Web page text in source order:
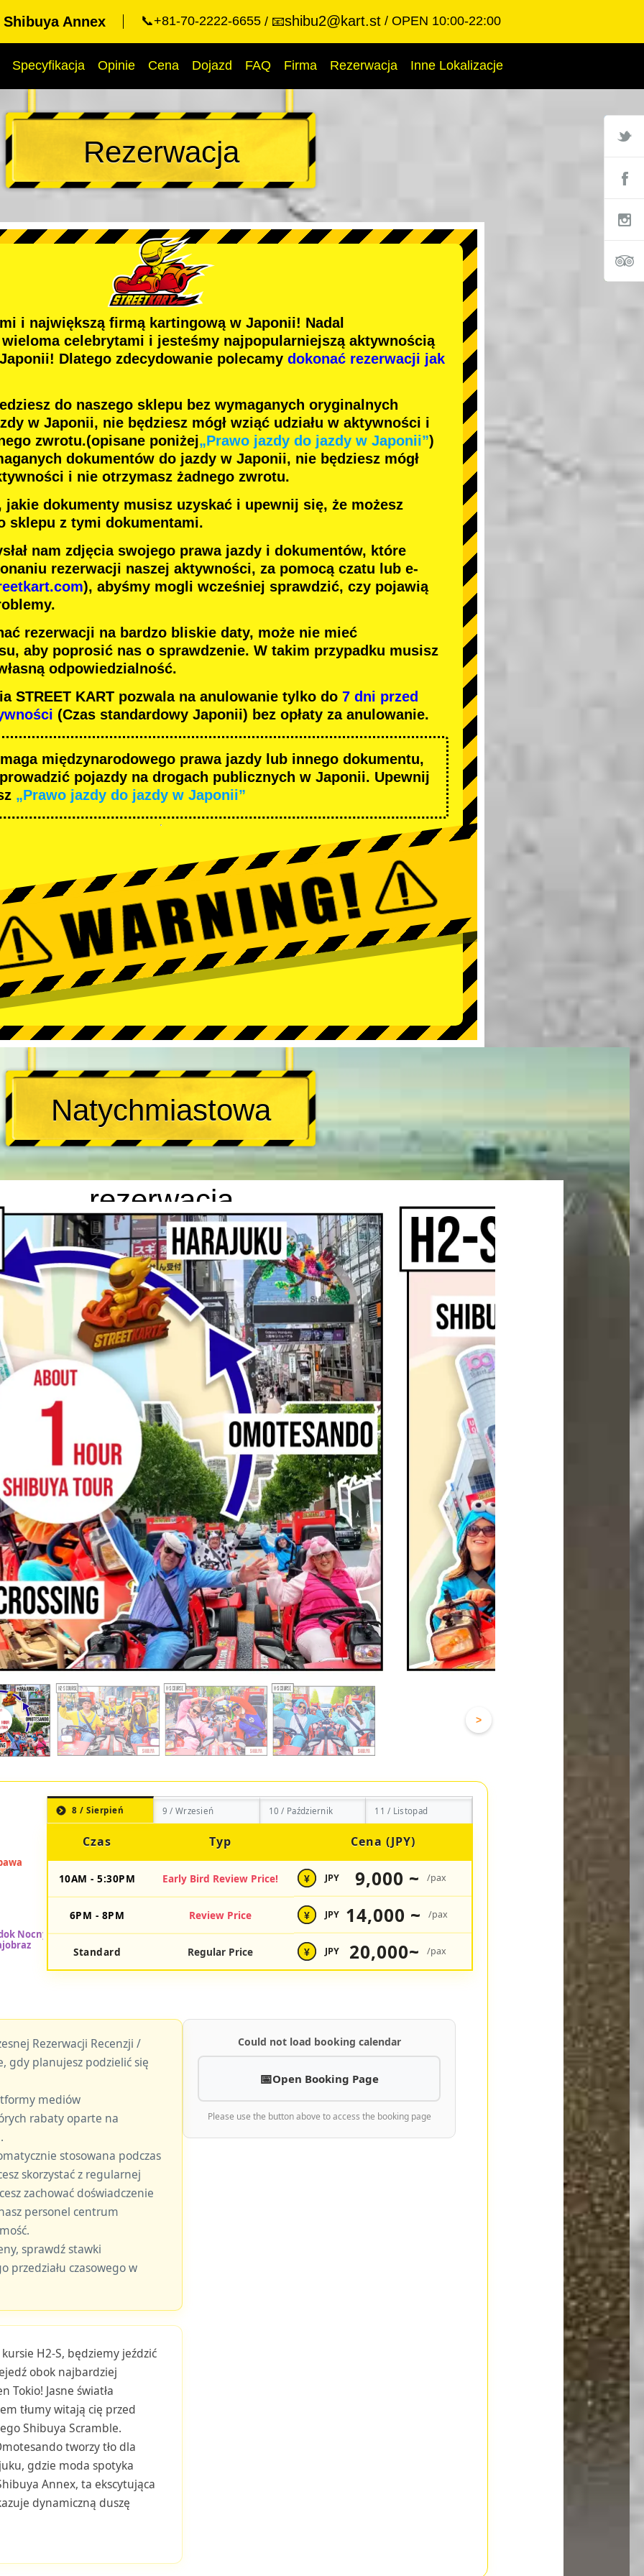
Annex 📞+81-70-2222-6655 📧shibu2@kart.st OPEN 10:00-22:00
Specyfikacja Opinie Cena Dojazd FAQ Firma Rezerwacja Inne Lokalizacje
Rezerwacja
i największą firmą kartingowąw Japonii! Nadal
wieloma celebrytami i jesteśmy najpopularniejszą aktywnością
Dlatego zdecydowanie polecamy dokonać rezerwacji jak
do naszego sklepu bez wymaganych oryginalnych
w Japonii, nie będziesz mógł wziąć udziału w aktywności i
zwrotu.(opisane poniżej„Prawo jazdy do jazdy w Japonii”)
dokumentów do jazdy w Japonii, nie będziesz mógł
i nie otrzymasz żadnego zwrotu.
jakie dokumenty musisz uzyskać i upewnij się, że możesz
sklepu z tymi dokumentami.
nam zdjęcia swojego prawa jazdy i dokumentów, które
rezerwacji naszej aktywności, za pomocą czatu lub e-
), abyśmy mogli wcześniej sprawdzić, czy pojawią
rezerwacji na bardzo bliskie daty, może nie mieć
aby poprosić nas o sprawdzenie. W takim przypadku musisz
odpowiedzialność.
STREET KART pozwala na anulowanie tylko do 7 dni przed
(Czas standardowy Japonii) bez opłaty za anulowanie.
międzynarodowego prawa jazdy lub innego dokumentu,
pojazdy na drogach publicznych w Japonii. Upewnij
„Prawo jazdy do jazdy w Japonii”
Natychmiastowa
rezerwacja
>
8 / Sierpień 9 / Wrzesień 10 / Październik 11 / Listopad
Czas Typ Cena (JPY)
10AM - 5:30PM Early Bird Review Price! ¥ JPY 9,000 ~ /pax
6PM - 8PM Review Price ¥ JPY 14,000 ~ /pax
Standard Regular Price ¥ JPY 20,000~ /pax
Rezerwacji Recenzji /
gdy planujesz podzielić się
mediów
rabaty oparte na
stosowana podczas
skorzystać z regularnej
zachować doświadczenie
personel centrum
sprawdź stawki
przedziału czasowego w
H2-S, będziemy jeździć
obok najbardziej
Tokio! Jasne światła
tłumy witają cię przed
Shibuya Scramble.
tworzy tło dla
gdzie moda spotyka
Annex, ta ekscytująca
dynamiczną duszę
Could not load booking calendar
Open Booking Page
Please use the button above to access the booking page